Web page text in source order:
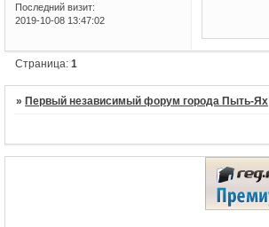
Последний визит:
2019-10-08 13:47:02
Страница:1
»Первый независимый форум города Пыть-Ях